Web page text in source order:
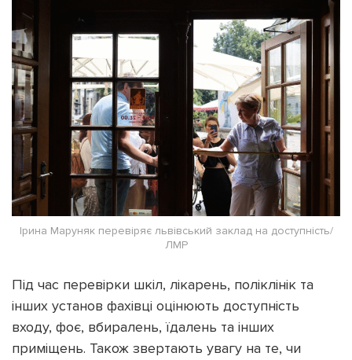
Ірина Маруняк перевіряє львівський заклад на доступність/
ЛМР
Під час перевірки шкіл, лікарень, поліклінік та
інших установ фахівці оцінюють доступність
входу, фоє, вбиралень, їдалень та інших
приміщень. Також звертають увагу на те, чи